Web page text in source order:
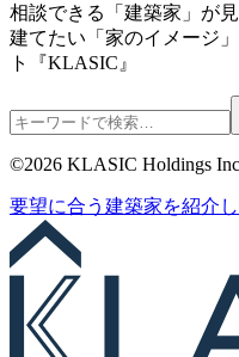
相談できる「建築家」が見
建てたい「家のイメージ」
ト『KLASIC』
©2026 KLASIC Holdings
要望に合う 建築家を紹介